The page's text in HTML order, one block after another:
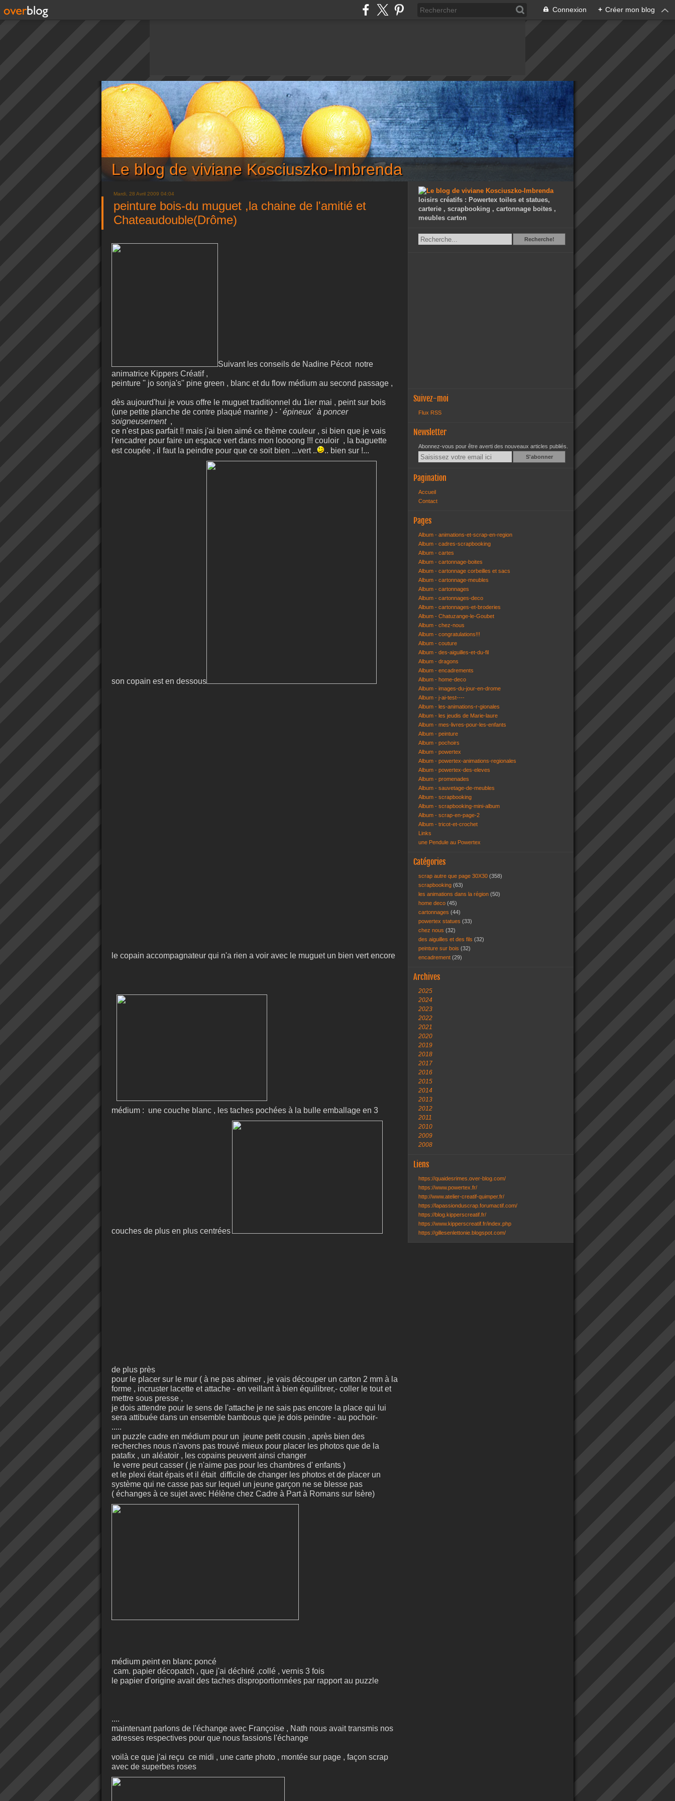
Connexion + Créer mon blog
Le blog de viviane Kosciuszko-Imbrenda
Mardi, 28 Avril 2009 04:04
peinture bois-du muguet ,la chaine de l'amitié et
Chateaudouble(Drôme)
Suivant les conseils de Nadine Pécot notre
animatrice Kippers Créatif ,
peinture '' jo sonja's'' pine green , blanc et du flow médium au second passage ,
dès aujourd'hui je vous offre le muguet traditionnel du 1ier mai , peint sur bois
(une petite planche de contre plaqué marine ) - ' épineux' à poncer
soigneusement ,
ce n'est pas parfait !! mais j'ai bien aimé ce thème couleur , si bien que je vais
l'encadrer pour faire un espace vert dans mon loooong !!! couloir , la baguette
est coupée , il faut la peindre pour que ce soit bien ...vert ..
.. bien sur !...
son copain est en dessous
le copain accompagnateur qui n'a rien a voir avec le muguet un bien vert encore
médium : une couche blanc , les taches pochées à la bulle emballage en 3
couches de plus en plus centrées
de plus près
pour le placer sur le mur ( à ne pas abimer , je vais découper un carton 2 mm à la
forme , incruster lacette et attache - en veillant à bien équilibrer,- coller le tout et
mettre sous presse ,
je dois attendre pour le sens de l'attache je ne sais pas encore la place qui lui
sera attibuée dans un ensemble bambous que je dois peindre - au pochoir-
.....
un puzzle cadre en médium pour un jeune petit cousin , après bien des
recherches nous n'avons pas trouvé mieux pour placer les photos que de la
patafix , un aléatoir , les copains peuvent ainsi changer
le verre peut casser ( je n'aime pas pour les chambres d' enfants )
et le plexi était épais et il était difficile de changer les photos et de placer un
système qui ne casse pas sur lequel un jeune garçon ne se blesse pas
( échanges à ce sujet avec Hélène chez Cadre à Part à Romans sur Isère)
médium peint en blanc poncé
cam. papier décopatch , que j'ai déchiré ,collé , vernis 3 fois
le papier d'origine avait des taches disproportionnées par rapport au puzzle
....
maintenant parlons de l'échange avec Françoise , Nath nous avait transmis nos
adresses respectives pour que nous fassions l'échange
voilà ce que j'ai reçu ce midi , une carte photo , montée sur page , façon scrap
avec de superbes roses
loisirs créatifs : Powertex toiles et statues,
carterie , scrapbooking , cartonnage boites ,
meubles carton
RechercheRecherche!
Suivez-moi
Flux RSS
Newsletter
Abonnez-vous pour être averti des nouveaux articles publiés.
Email
Pagination
Accueil
Contact
Pages
Album - animations-et-scrap-en-region
Album - cadres-scrapbooking
Album - cartes
Album - cartonnage-boites
Album - cartonnage corbeilles et sacs
Album - cartonnage-meubles
Album - cartonnages
Album - cartonnages-deco
Album - cartonnages-et-broderies
Album - Chatuzange-le-Goubet
Album - chez-nous
Album - congratulations!!!
Album - couture
Album - des-aiguilles-et-du-fil
Album - dragons
Album - encadrements
Album - home-deco
Album - images-du-jour-en-drome
Album - j-ai-test----
Album - les-animations-r-gionales
Album - les jeudis de Marie-laure
Album - mes-livres-pour-les-enfants
Album - peinture
Album - pochoirs
Album - powertex
Album - powertex-animations-regionales
Album - powertex-des-eleves
Album - promenades
Album - sauvetage-de-meubles
Album - scrapbooking
Album - scrapbooking-mini-album
Album - scrap-en-page-2
Album - tricot-et-crochet
Links
une Pendule au Powertex
Catégories
scrap autre que page 30X30 (358)
scrapbooking (63)
les animations dans la région (50)
home deco (45)
cartonnages (44)
powertex statues (33)
chez nous (32)
des aiguilles et des fils (32)
peinture sur bois (32)
encadrement (29)
Archives
2025
2024
2023
2022
2021
2020
2019
2018
2017
2016
2015
2014
2013
2012
2011
2010
2009
2008
Liens
https://quaidesrimes.over-blog.com/
https://www.powertex.fr/
http://www.atelier-creatif-quimper.fr/
https://lapassionduscrap.forumactif.com/
https://blog.kipperscreatif.fr/
https://www.kipperscreatif.fr/index.php
https://gillesenlettonie.blogspot.com/